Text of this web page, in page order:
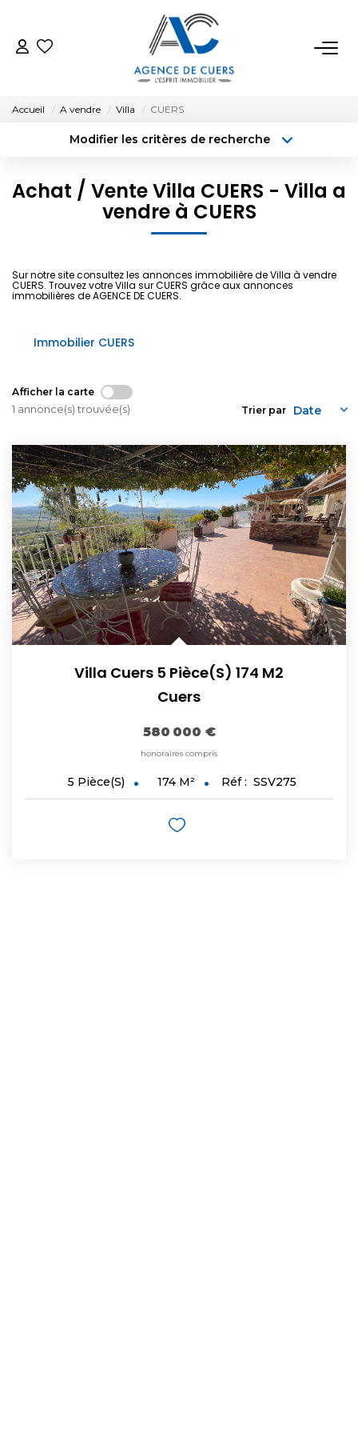
VENTES
BIENS VENDUS
NOTRE AGENCE
Accueil A vendre Villa CUERS
Modifier les critères de recherche
Sélectionnez...
Type de bien
Surface min
Créer une alerte
Achat / Vente Villa CUERS - Villa a
vendre à CUERS
Sur notre site consultez les annonces immobilière de Villa à vendre
CUERS. Trouvez votre Villa sur CUERS grâce aux annonces
immobilières de AGENCE DE CUERS.
Immobilier CUERS
Afficher la carte
1 annonce(s) trouvée(s) Trier par
Villa Cuers 5 Pièce(s) 174 M2
Cuers
580 000 €
honoraires compris
5 Pièce(s) 174 M² Réf : SSV275